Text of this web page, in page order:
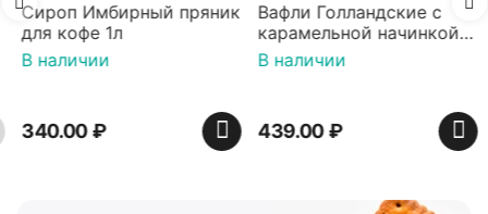
Сироп Имбирный пряник
для кофе 1л
В наличии
340.00₽
Вафли Голландские с
карамельной начинкой
16 шт по 36 г ТМ Яшкино
В наличии
439.00₽